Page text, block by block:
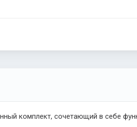
комплект, сочетающий в себе